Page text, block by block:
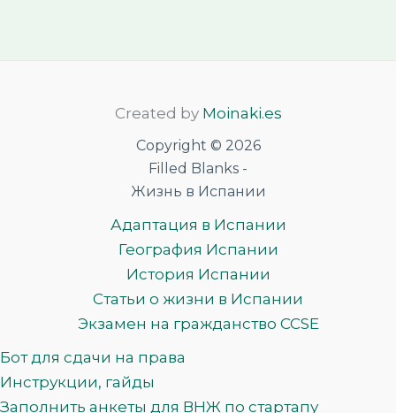
Created by Moinaki.es
Copyright © 2026
Filled Blanks -
Жизнь в Испании
Адаптация в Испании
География Испании
История Испании
Статьи о жизни в Испании
Экзамен на гражданство CCSE
Бот для сдачи на права
Инструкции, гайды
Заполнить анкеты для ВНЖ по стартапу